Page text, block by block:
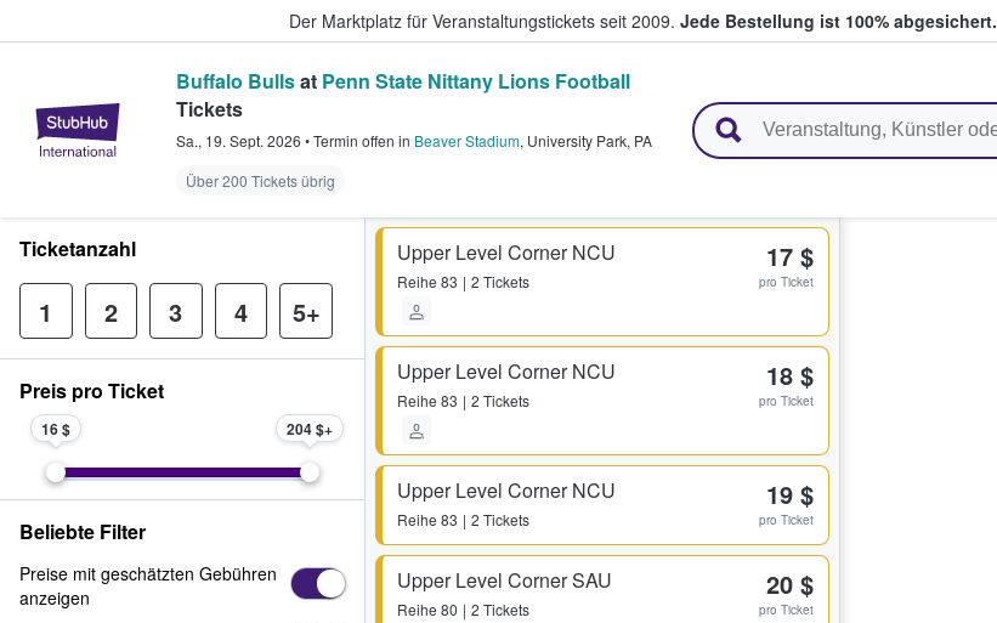
Der Marktplatz für Veranstaltungstickets seit 2009. Jede Bestellung ist 100% abgesichert.
StubHub - Wo Fans Tickets kaufen & verkaufen
Buffalo Bullsat Penn State Nittany Lions Football
Tickets
Sa., 19. Sept. 2026 •Termin offen in Beaver Stadium, University Park, PA
Über 200 Tickets übrig
Upper Level Corner NCU
Reihe 83 2 Tickets
17 $
pro Ticket
Upper Level Corner NCU
Reihe 83 2 Tickets
18 $
pro Ticket
Upper Level Corner NCU
Reihe 83 2 Tickets
19 $
pro Ticket
Upper Level Corner SAU
Reihe 80 2 Tickets
20 $
pro Ticket
Ticketanzahl
1 2 3 4 5+
Preis pro Ticket
16 $ 204 $
Beliebte Filter
Preise mit geschätzten Gebühren
anzeigen